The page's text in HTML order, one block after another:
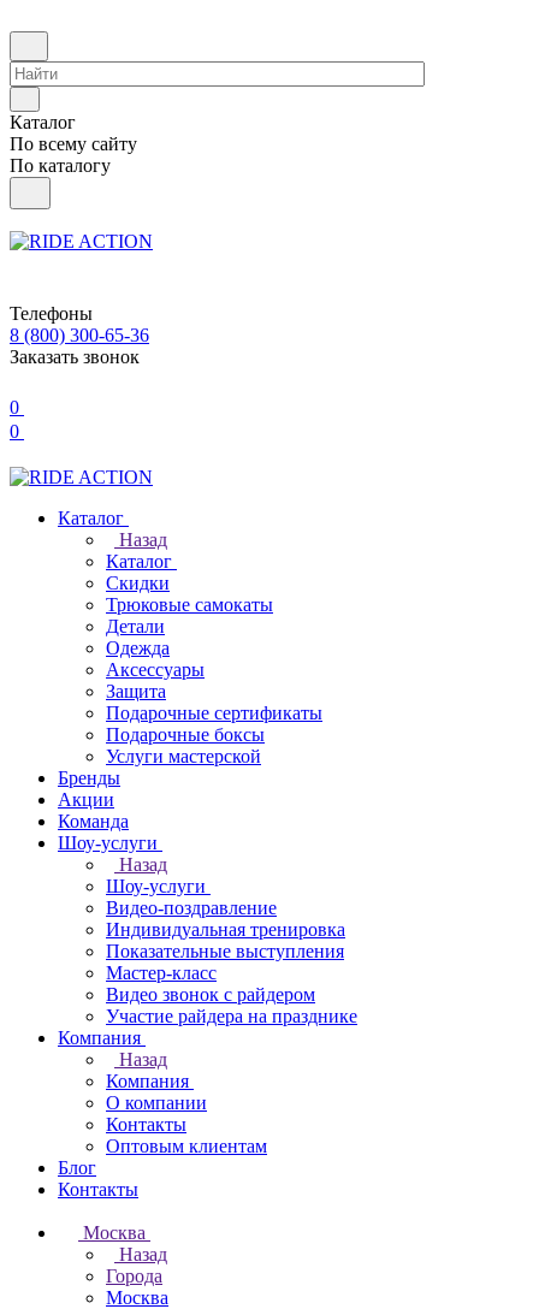
Каталог
По всему сайту
По каталогу
Телефоны
8 (800) 300-65-36
Заказать звонок
0
0
Каталог
Назад
Каталог
Скидки
Трюковые самокаты
Детали
Одежда
Аксессуары
Защита
Подарочные сертификаты
Подарочные боксы
Услуги мастерской
Бренды
Акции
Команда
Шоу-услуги
Назад
Шоу-услуги
Видео-поздравление
Индивидуальная тренировка
Показательные выступления
Мастер-класс
Видео звонок с райдером
Участие райдера на празднике
Компания
Назад
Компания
О компании
Контакты
Оптовым клиентам
Блог
Контакты
Москва
Назад
Города
Москва